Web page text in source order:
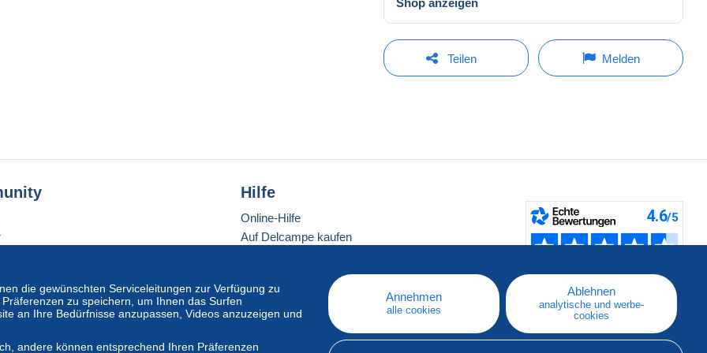
Teilen Melden
die gewünschten Serviceleitungen zur Verfügung zu
zu speichern, um Ihnen das Surfen
an Ihre Bedürfnisse anzupassen, Videos anzuzeigen und
andere können entsprechend Ihren Präferenzen
Annehmen
alle cookies
Ablehnen
analytische und werbe-
cookies
Hilfe
Online-Hilfe
Auf Delcampe kaufen
Eine sichere Website